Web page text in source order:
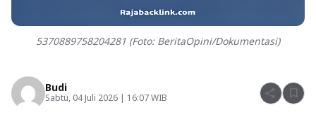
5370889758204281 (Foto: BeritaOpini/Dokumentasi)
Budi
Sabtu, 04 Juli 2026 | 16:07 WIB share bookmark